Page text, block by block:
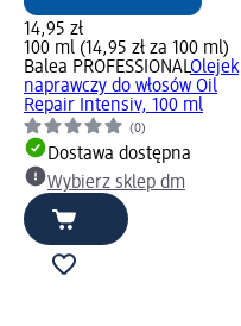
14,95 zł
100 ml (14,95 zł za 100 ml)
Balea PROFESSIONALOlejek
naprawczy do włosów Oil
Repair Intensiv, 100 ml
(0)
Dostawa dostępna
Wybierz sklep dm